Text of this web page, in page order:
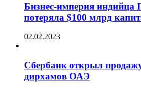
Бизнес-империя индийца
потеряла $100 млрд
02.02.2023
Сбербанк открыл
дирхамов ОАЭ